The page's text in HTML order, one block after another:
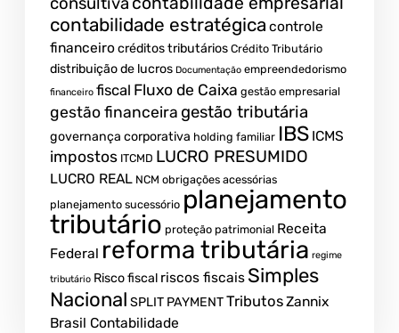
contabilidade estratégica controle
financeirocréditos tributários Crédito Tributário
distribuição de lucros Documentação empreendedorismo
financeiro fiscal Fluxo de Caixa gestão empresarial
gestão financeira gestão tributária
governança corporativa holding familiar IBS ICMS
impostos ITCMD LUCRO PRESUMIDO
LUCRO REAL NCM obrigações acessórias
planejamento sucessório planejamento
tributário proteção patrimonial Receita
Federal reforma tributária regime
tributário Risco fiscal riscos fiscais Simples
Nacional SPLIT PAYMENTTributosZannix
Brasil Contabilidade